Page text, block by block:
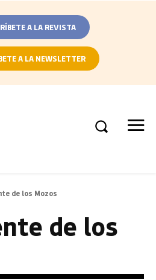
A LA REVISTA
A LA NEWSLETTER
de los Mozos
de los